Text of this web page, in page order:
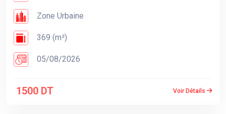
Zone Urbaine
369 (m²)
05/08/2026
1500 DT Voir Détails